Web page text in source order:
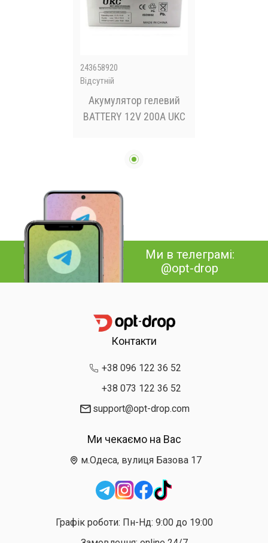
243658920
Відсутній
Акумулятор гелевий
BATTERY 12V 200A UKC
Ми в телеграмі:
@opt-drop
Контакти
+38 096 122 36 52
+38 073 122 36 52
support@opt-drop.com
Ми чекаємо на Вас
м.Одеса, вулиця Базова 17
Графік роботи: Пн-Нд: 9:00 до 19:00